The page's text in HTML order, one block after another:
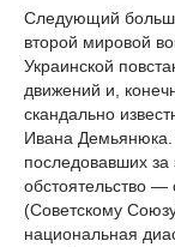
Следующий
второй мировой
Украинской
движений и,
скандально
Ивана
последовавших
обстоятельство —
(Советскому
национальная